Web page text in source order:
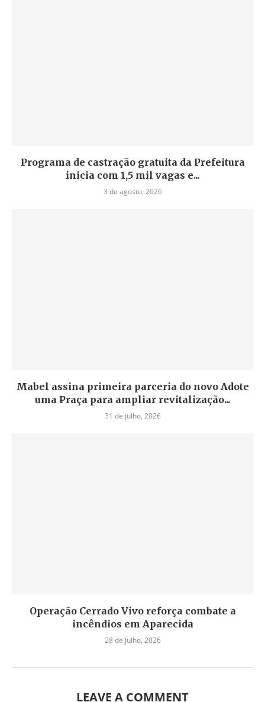
Programa de castração gratuita da Prefeitura
inicia com 1,5 mil vagas e...
3 de agosto, 2026
Mabel assina primeira parceria do novo Adote
uma Praça para ampliar revitalização...
31 de julho, 2026
Operação Cerrado Vivo reforça combate a
incêndios em Aparecida
28 de julho, 2026
LEAVE A COMMENT